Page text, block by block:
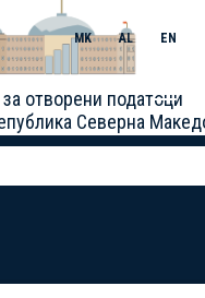
отворени податоци
Северна
MK AL EN
Toggle